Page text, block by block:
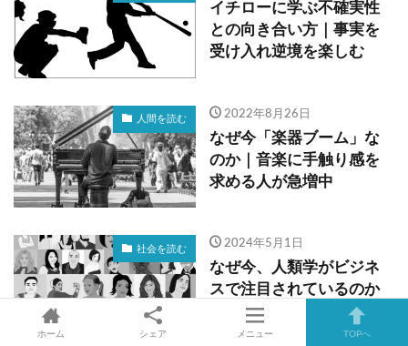
イチローに学ぶ不確実性
との向き合い方｜事実を
受け入れ逆境を楽しむ
人間を読む 2022年8月26日
なぜ今「楽器ブーム」な
のか｜音楽に手触り感を
求める人が急増中
社会を読む 2024年5月1日
なぜ今、人類学がビジネ
スで注目されているのか
｜エビデンスでは捉えら
れない文脈を読む
ホーム シェア メニュー TOPへ